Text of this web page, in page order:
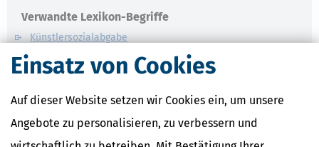
Einsatz von Cookies
Auf dieser Website setzen wir Cookies ein, um unsere
Angebote zu personalisieren, zu verbessern und
Verwandte Lexikon-Begriffe
Künstlersozialabgabe
Lohnsteuer-Nachschau
Gründungszuschuss